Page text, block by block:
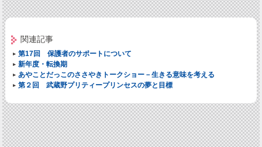
関連記事
第17回 保護者のサポートについて
新年度・転換期
あやことだっこのささやきトークショー－生きる意味を考える
第２回 武蔵野プリティープリンセスの夢と目標